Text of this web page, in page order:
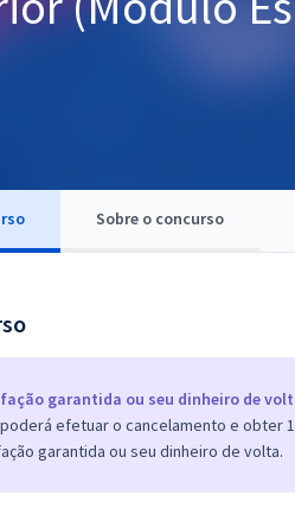
Sobre o concurso
garantida ou seu dinheiro de
efetuar o cancelamento e obter
garantida ou seu dinheiro de volta.